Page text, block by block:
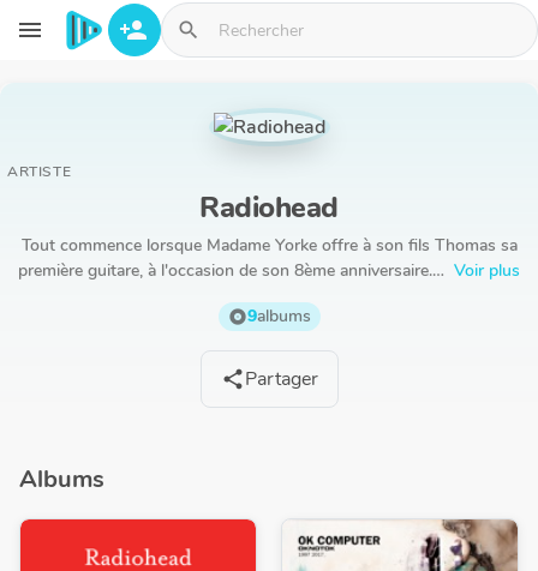
Aller au contenu principal
menu person_add search
ARTISTE
Radiohead
Tout commence lorsque Madame Yorke offre à son fils Thomas sa
première guitare, à l'occasion de son 8ème anniversaire.… Voir plus
album9albums
sharePartager
Albums